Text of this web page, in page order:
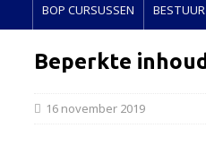
E
BOP CURSUSSEN BESTUUR
Beperkte inhoud
16 november 2019